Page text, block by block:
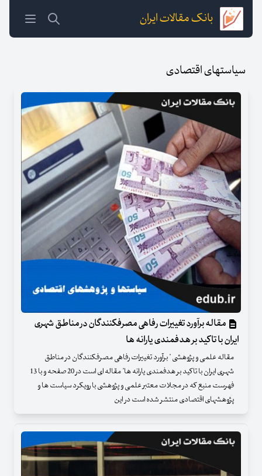
بانک مقالات ایران
سیاستهای اقتصادی
مقاله برآورد تغییرات رفاهی مصرف‏کنندگان در مناطق شهری
ایران با تاکید بر هدفمندی یارانه‏ ها
مقاله علمی و پژوهشی " برآورد تغییرات رفاهی مصرف‏کنندگان در مناطق
شهری ایران با تاکید بر هدفمندی یارانه‏ ها" مقاله ای است در 20 صفحه و با 13
فهرست منبع که در مجلات معتبر علمی و پژوهشی با رویکرد سیاست ها و
پژوهشهای اقتصادی منتشر شده است در این